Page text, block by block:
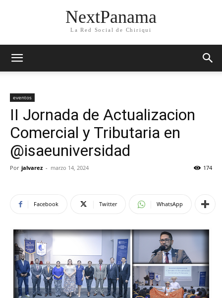
NextPanama
La Red Social de Chiriqui
eventos
II Jornada de Actualizacion
Comercial y Tributaria en
@isaeuniversidad
Por jalvarez - marzo 14, 2024 174
Facebook Twitter WhatsApp